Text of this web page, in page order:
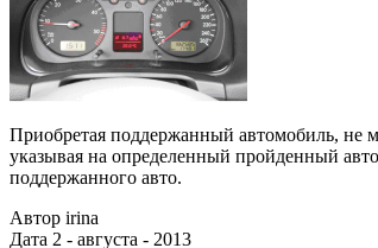
Приобретая поддержанный автомобиль, не
указывая на определенный пройденный
поддержанного авто.
Автор irina
Дата 2 - августа - 2013